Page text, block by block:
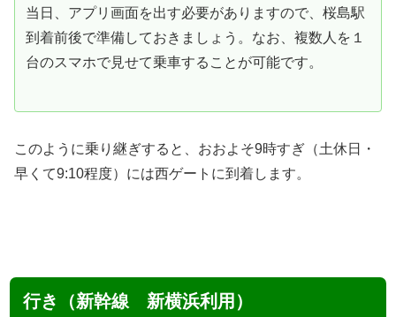
当日、アプリ画面を出す必要がありますので、桜島駅
到着前後で準備しておきましょう。なお、複数人を１
台のスマホで見せて乗車することが可能です。
このように乗り継ぎすると、おおよそ9時すぎ（土休日・
早くて9:10程度）には西ゲートに到着します。
行き（新幹線 新横浜利用）